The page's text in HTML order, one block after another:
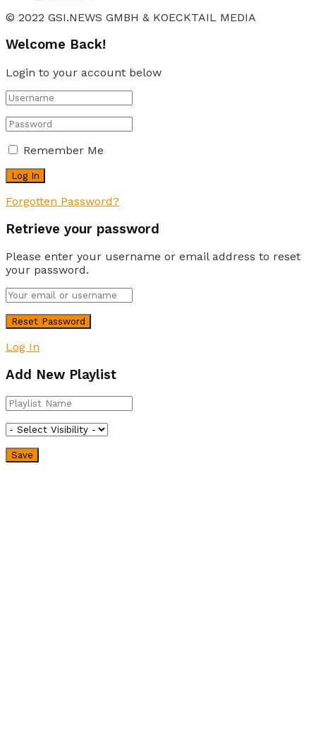
© 2022 GSI.NEWS GMBH & KOECKTAIL MEDIA
Welcome Back!
Login to your account below
Remember Me
Forgotten Password?
Retrieve your password
Please enter your username or email address to reset
your password.
Log In
Add New Playlist